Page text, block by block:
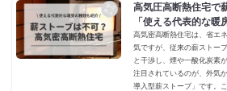
高気圧高断熱住宅で
「使える代表的な暖
高気密高断熱住宅は、省エ
気ですが、従来の薪ストー
と干渉し、煙や一酸化炭素
注目されているのが、外気
導入型薪ストーブ」です。